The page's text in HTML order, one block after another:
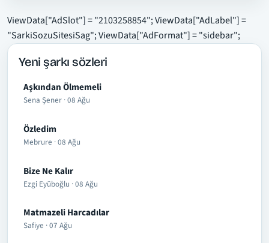
ViewData["AdSlot"] = "2103258854"; ViewData["AdLabel"] =
"SarkiSozuSitesiSag"; ViewData["AdFormat"] = "sidebar";
Yeni şarkı sözleri
Aşkından Ölmemeli
Sena Şener · 08 Ağu
Özledim
Mebrure · 08 Ağu
Bize Ne Kalır
Ezgi Eyüboğlu · 08 Ağu
Matmazeli Harcadılar
Safiye · 07 Ağu